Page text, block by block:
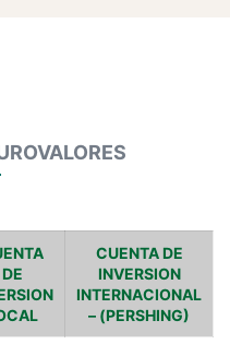
DE
CUENTA DE
INVERSION
INTERNACIONAL
– (PERSHING)